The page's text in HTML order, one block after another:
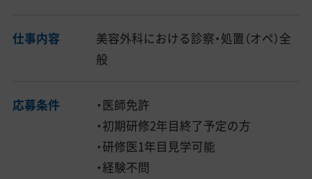
仕事内容
美容外科における診察・処置（オペ）全
般
応募条件
・医師免許
・初期研修2年目終了予定の方
・研修医1年目見学可能
・経験不問